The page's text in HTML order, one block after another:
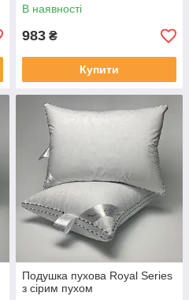
В наявності
983 ₴
Купити
Подушка пухова Royal Series
з сірим пухом